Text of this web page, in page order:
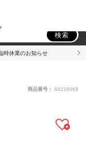
検索
時休業のお知らせ
商品番号： 84216068